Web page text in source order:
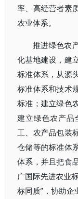
率、高经营者素
农业体系。
推进绿色农
化基地建设，建
标准体系，从源
标准体系和技术
标准；建立绿色
建立绿色农产品
工、农产品包装
仓储等的标准体
体系，并且把食
广国际先进农业
标同质”，协助